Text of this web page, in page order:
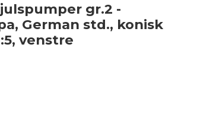
gr.2 -
German std., konisk
venstre